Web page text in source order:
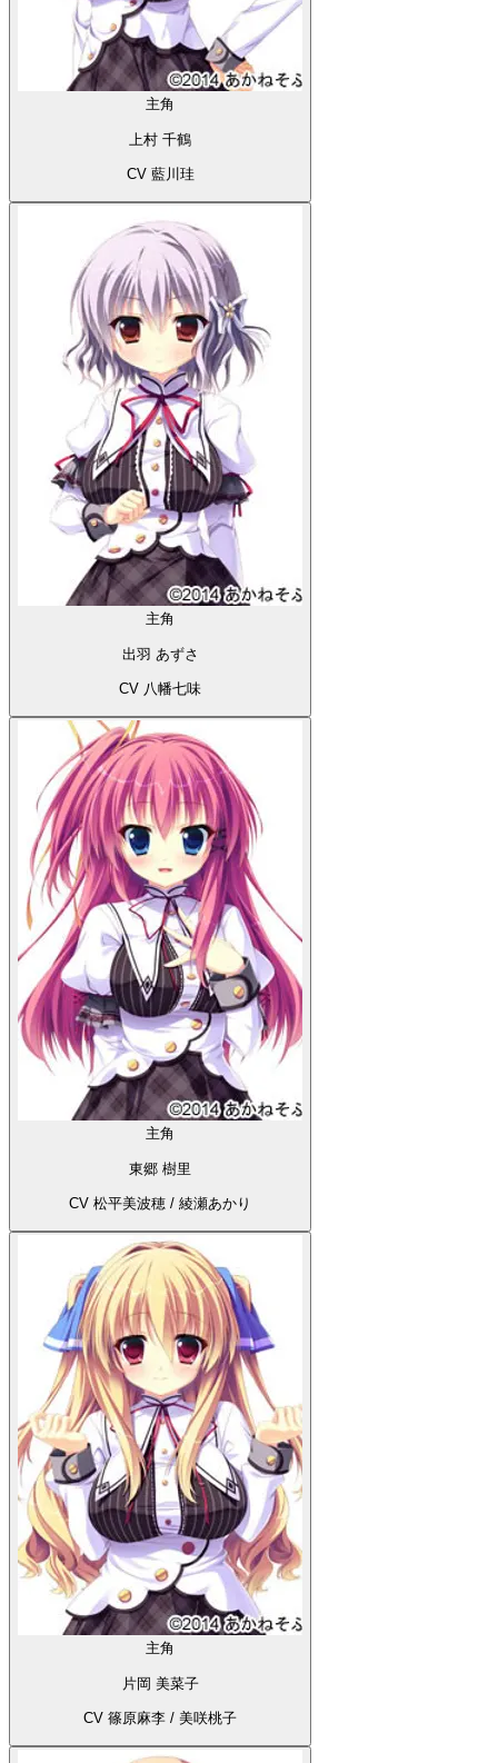
主角
上村 千鶴
CV 藍川珪
主角
出羽 あずさ
CV 八幡七味
主角
東郷 樹里
CV 松平美波穂 / 綾瀬あかり
主角
片岡 美菜子
CV 篠原麻李 / 美咲桃子